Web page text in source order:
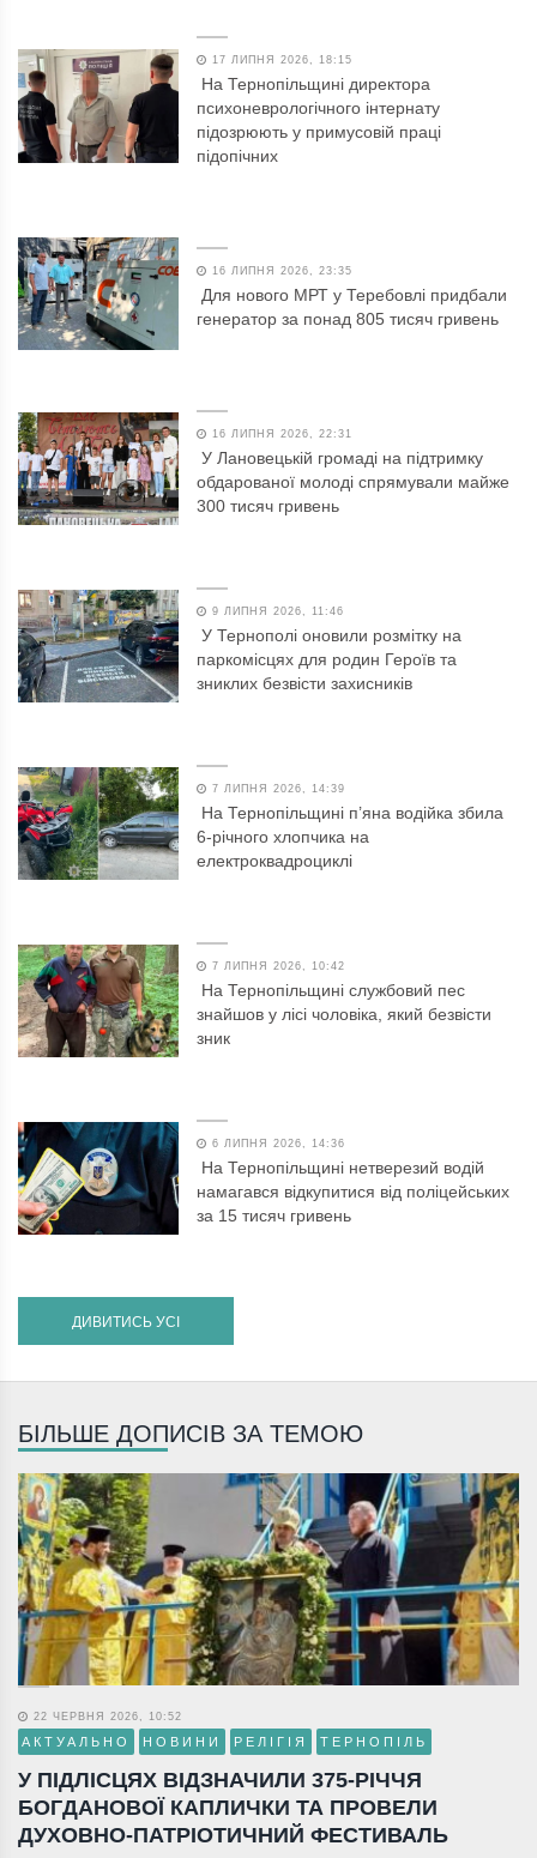
17 ЛИПНЯ 2026, 18:15
На Тернопільщині директора
психоневрологічного інтернату
підозрюють у примусовій праці
підопічних
16 ЛИПНЯ 2026, 23:35
Для нового МРТ у Теребовлі придбали
генератор за понад 805 тисяч гривень
16 ЛИПНЯ 2026, 22:31
У Лановецькій громаді на підтримку
обдарованої молоді спрямували майже
300 тисяч гривень
9 ЛИПНЯ 2026, 11:46
У Тернополі оновили розмітку на
паркомісцях для родин Героїв та
зниклих безвісти захисників
7 ЛИПНЯ 2026, 14:39
На Тернопільщині п’яна водійка збила
6-річного хлопчика на
електроквадроциклі
7 ЛИПНЯ 2026, 10:42
На Тернопільщині службовий пес
знайшов у лісі чоловіка, який безвісти
зник
6 ЛИПНЯ 2026, 14:36
На Тернопільщині нетверезий водій
намагався відкупитися від поліцейських
за 15 тисяч гривень
ДИВИТИСЬ УСІ
БІЛЬШЕ ДОПИСІВ ЗА ТЕМОЮ
22 ЧЕРВНЯ 2026, 10:52
АКТУАЛЬНО НОВИНИ РЕЛІГІЯ ТЕРНОПІЛЬ
У ПІДЛІСЦЯХ ВІДЗНАЧИЛИ 375-РІЧЧЯ
БОГДАНОВОЇ КАПЛИЧКИ ТА ПРОВЕЛИ
ДУХОВНО-ПАТРІОТИЧНИЙ ФЕСТИВАЛЬ